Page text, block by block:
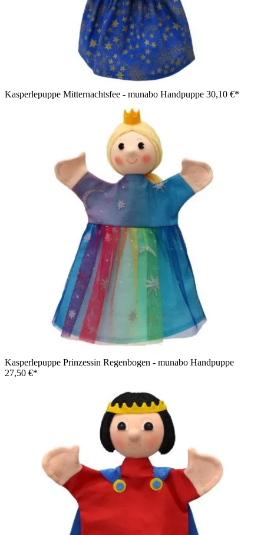
Kasperlepuppe Mitternachtsfee - munabo Handpuppe 30,10 €*
Kasperlepuppe Prinzessin Regenbogen - munabo Handpuppe
27,50 €*